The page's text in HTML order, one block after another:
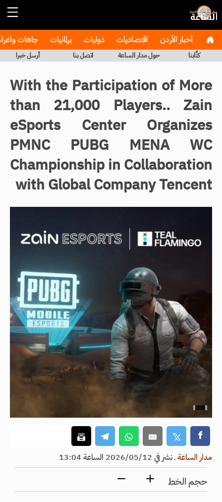
أخبار الأردن اقتصاديات دوليات برلمانيات جاهات
كتَّابنا حول مدار الساعة اتصل بنا أرسل خبرا
With the Participation of More
than 21,000 Players.. Zain
eSports Center Organizes
PMNC PUBG MENA WC
Championship in Collaboration
with Global Company Tencent
مدار الساعةـنشر في 2026/05/12 الساعة 13:04
حجم الخط